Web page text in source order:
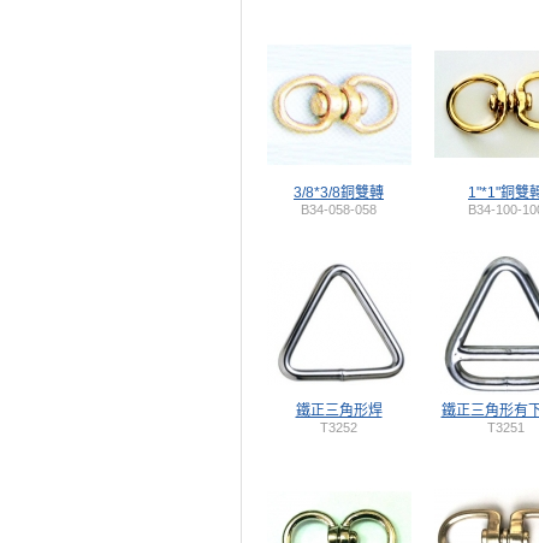
3/8*3/8銅雙轉
B34-058-058
1"*1"銅雙
B34-100-
鐵正三角形焊
T3252
鐵正三角形有
T3251